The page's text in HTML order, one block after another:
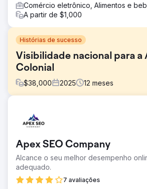
Comércio eletrônico, Alimentos e
A partir de $1,000
Histórias de sucesso
Visibilidade nacional para a
Colonial
$38,000 2025 12 meses
A Colonial Agency precisava expandir
nacional e gerar leads qualificados em
palavras-chave em nível nacional, uma
páginas de serviços escalável e
além dos principais mercados locais, o
crescimento em buscas por
alta intenção de compra.
Apex SEO Company
Alcance o seu melhor desempenho
adequado.
7 avaliações